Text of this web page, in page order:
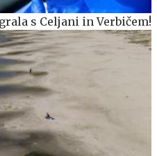
s Celjani in Verbičem!